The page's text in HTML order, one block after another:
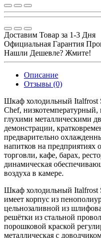
Доставим Товар за 1-3 Дня
Официальная Гарантия
Нашли Дешевле? Жмите!
Описание
Отзывы (0)
Шкаф холодильный Italfrost
Chef, низкотемпературный,
глухими металлическими
демонстрации,
предварительно
напитков на предприятиях
торговли, кафе, барах,
динамическая
воздуха в камере.
Шкаф холодильный
имеет корпус из
цельнозаливной из
решётки из стальной
порошковой краской
металлическая с